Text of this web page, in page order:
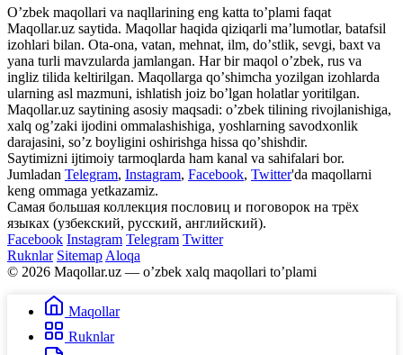
Oʼzbek maqollari va naqllarining eng katta toʼplami faqat
Maqollar.uz saytida. Maqollar haqida qiziqarli maʼlumotlar, batafsil
izohlari bilan. Ota-ona, vatan, mehnat, ilm, doʼstlik, sevgi, baxt va
yana turli mavzularda jamlangan. Har bir maqol oʼzbek, rus va
ingliz tilida keltirilgan. Maqollarga qoʼshimcha yozilgan izohlarda
ularning asl mazmuni, ishlatish joiz boʼlgan holatlar yoritilgan.
Maqollar.uz saytining asosiy maqsadi: oʼzbek tilining rivojlanishiga,
xalq ogʼzaki ijodini ommalashishiga, yoshlarning savodxonlik
darajasini, soʼz boyligini oshirishga hissa qoʼshishdir.
Saytimizni ijtimoiy tarmoqlarda ham kanal va sahifalari bor.
Jumladan Telegram, Instagram, Facebook, Twitter'da maqollarni
keng ommaga yetkazamiz.
Самая большая коллекция пословиц и поговорок на трёх
языках (узбекский, русский, английский).
Facebook Instagram Telegram Twitter
Ruknlar Sitemap Aloqa
© 2026 Maqollar.uz — oʼzbek xalq maqollari toʼplami
Maqollar
Ruknlar